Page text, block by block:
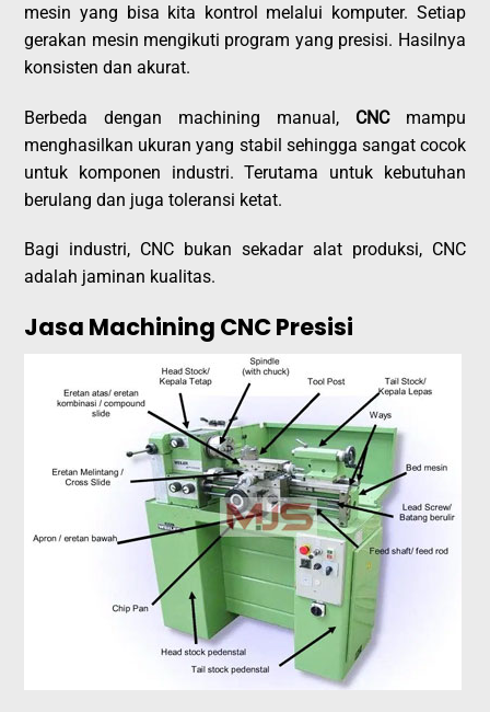
mesin yang bisa kita kontrol melalui komputer. Setiap
gerakan mesin mengikuti program yang presisi. Hasilnya
konsisten dan akurat.
Berbeda dengan machining manual, CNCmampu
menghasilkan ukuran yang stabil sehingga sangat cocok
untuk komponen industri. Terutama untuk kebutuhan
berulang dan juga toleransi ketat.
Bagi industri, CNC bukan sekadar alat produksi, CNC
adalah jaminan kualitas.
Jasa Machining CNC Presisi